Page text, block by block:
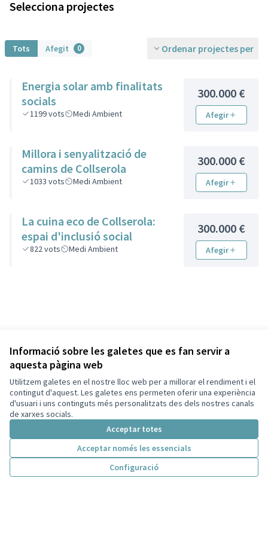
Informació sobre les galetes que es fan servir a
aquesta pàgina web
Utilitzem galetes en el nostre lloc web per a millorar el rendiment i el
contingut d'aquest. Les galetes ens permeten oferir una experiència
d'usuari i uns continguts més personalitzats des dels nostres canals
de xarxes socials.
Acceptar totes
Acceptar només les essencials
Configuració
Selecciona projectes
Tots Afegit 0 Ordenar projectes per
Energia solar amb finalitats
socials
1199vots Medi Ambient
300.000 €
Afegir
Millora i senyalització de
camins de Collserola
1033 vots Medi Ambient
300.000 €
Afegir
La cuina eco de Collserola:
espai d'inclusió social
822vots Medi Ambient
300.000 €
Afegir